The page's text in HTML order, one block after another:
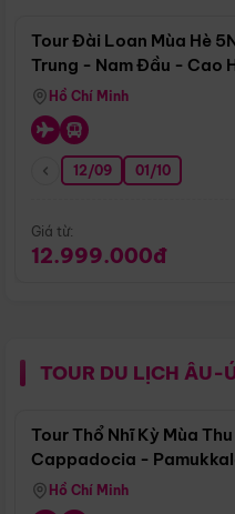
Tour Đài Loan Mùa Hè
Trung - Nam Đầu - Cao
Hồ Chí Minh
12/09 01/10
Giá từ:
12.999.000đ
TOUR DU LỊCH
Tour Thổ Nhĩ Kỳ Mùa
Cappadocia -
Hồ Chí Minh